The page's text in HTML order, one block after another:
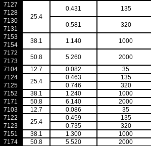
135
0.431
25.4
7127
7128
320
0.581
7130
7131
1000
1.140
38.1
7153
7154
2000
5.260
50.8
7172
7173
35
0.082
12.7
7104
135
0.463
25.4
7124
320
0.746
7125
1000
1.240
38.1
7152
2000
6.140
50.8
7171
35
0.086
12.7
7103
135
0.459
25.4
7122
320
0.735
7123
1000
1.300
38.1
7151
2000
5.520
50.8
7174